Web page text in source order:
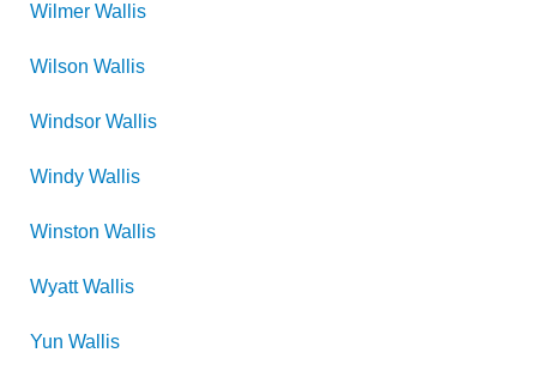
Wilmer Wallis
Wilson Wallis
Windsor Wallis
Windy Wallis
Winston Wallis
Wyatt Wallis
Yun Wallis